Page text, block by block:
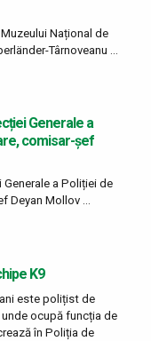
Național de
Târnoveanu ...
Generale a
comisar-șef
a Poliției de
Deyan Mollov ...
K9
este polițist de
unde ocupă funcția de
în Poliția de